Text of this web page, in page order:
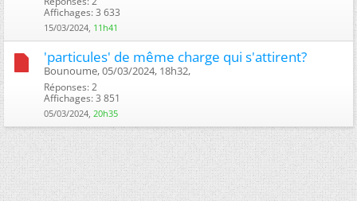
Affichages: 3 633
15/03/2024, 11h41
'particules' de même charge qui s'attirent?
Bounoume, 05/03/2024, 18h32, ‎
Réponses: 2
Affichages: 3 851
05/03/2024, 20h35